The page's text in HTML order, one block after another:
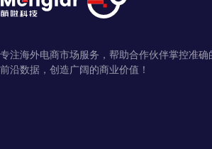
专注海外电商市场服务，帮助合作伙伴掌控准确
前沿数据，创造广阔的商业价值！